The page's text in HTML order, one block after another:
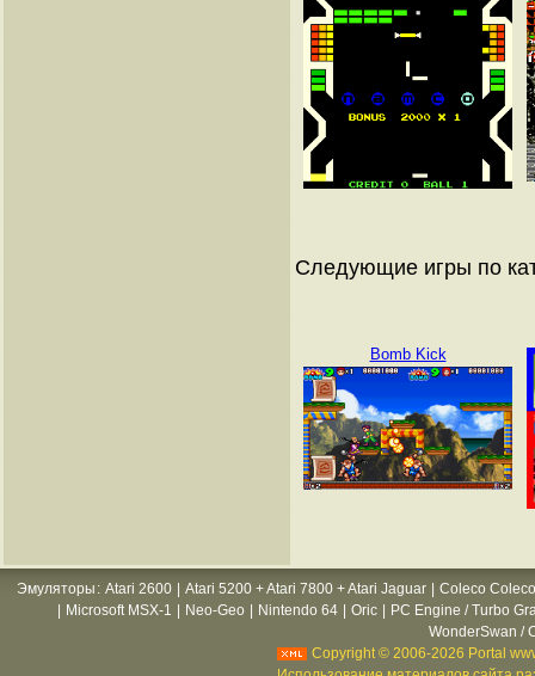
Следующие игры по
Bomb Kick
Эмуляторы : Atari 2600 Atari 5200 + Atari 7800 + Atari Jaguar
Coleco
Microsoft MSX-1 Neo-Geo Nintendo 64 Oric
PC Engine / Turbo
WonderSwan /
Copyright © 2006-2026 Portal